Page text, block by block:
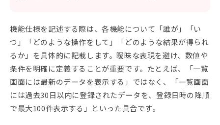
機能仕様を記述する際は、各機能について「誰が」「い
つ」「どのような操作をして」「どのような結果が得られ
るか」を具体的に記載します。曖昧な表現を避け、数値や
条件を明確に定義することが重要です。たとえば、「一覧
画面には最新のデータを表示する」ではなく、「一覧画面
には過去30日以内に登録されたデータを、登録日時の降順
で最大100件表示する」といった具合です。